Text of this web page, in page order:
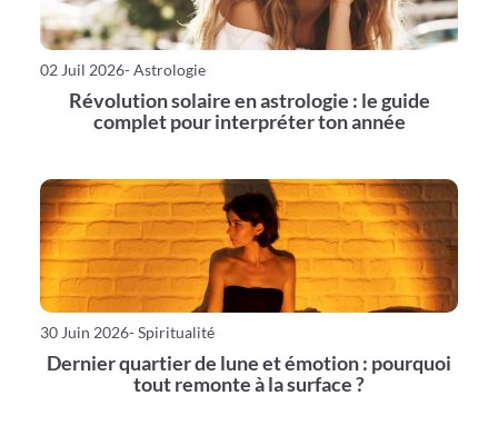
02 Juil 2026- Astrologie
Révolution solaire en astrologie : le guide
complet pour interpréter ton année
30 Juin 2026- Spiritualité
Dernier quartier de lune et émotion : pourquoi
tout remonte à la surface ?